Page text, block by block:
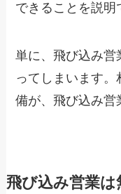
できることを説明
単に、飛び込み営
ってしまいます
備が、飛び込み営
飛び込み営業